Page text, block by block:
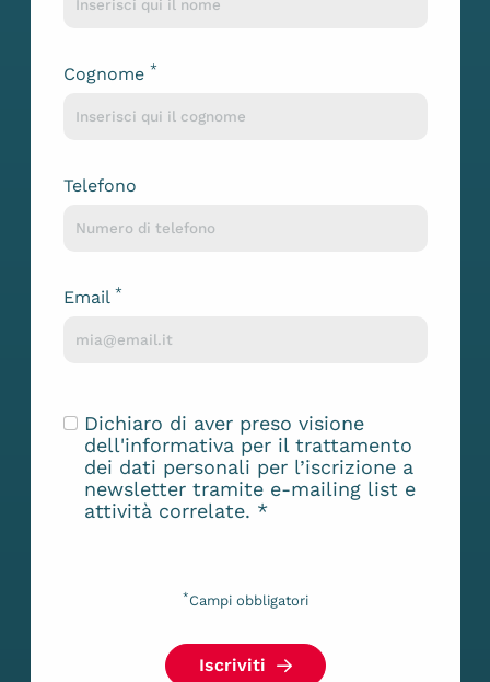
Cognome *
Telefono
Email *
Dichiaro di aver preso visione
dell'informativa per il trattamento
dei dati personali per l’iscrizione a
newsletter tramite e-mailing list e
attività correlate. *
*Campi obbligatori
Iscriviti